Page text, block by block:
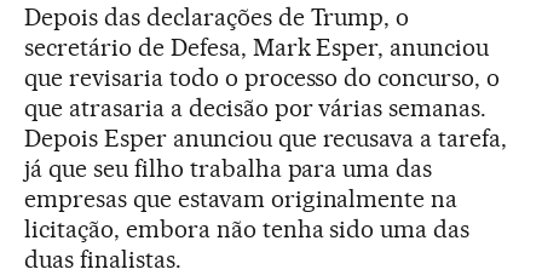
Depois das declarações de Trump, o
secretário de Defesa, Mark Esper, anunciou
que revisaria todo o processo do concurso, o
que atrasaria a decisão por várias semanas.
Depois Esper anunciou que recusava a tarefa,
já que seu filho trabalha para uma das
empresas que estavam originalmente na
licitação, embora não tenha sido uma das
duas finalistas.